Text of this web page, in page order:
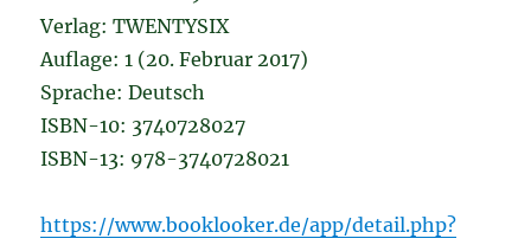
Verlag: TWENTYSIX
Auflage: 1 (20. Februar 2017)
Sprache: Deutsch
ISBN-10: 3740728027
ISBN-13: 978-3740728021
https://www.booklooker.de/app/detail.php?